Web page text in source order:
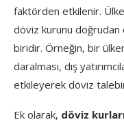
faktörden etkilenir.
döviz kurunu
biridir. Örneğin, bir
daralması, dış
etkileyerek döviz
Ek olarak, döviz